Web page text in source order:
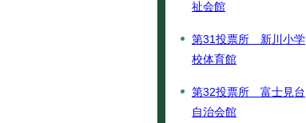
祉会館
第31投票所 新川小学
校体育館
第32投票所 富士見台
自治会館